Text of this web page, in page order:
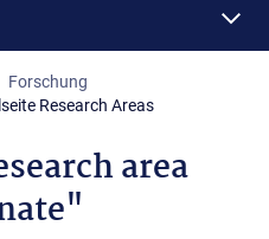
Forschung
Research Areas
area